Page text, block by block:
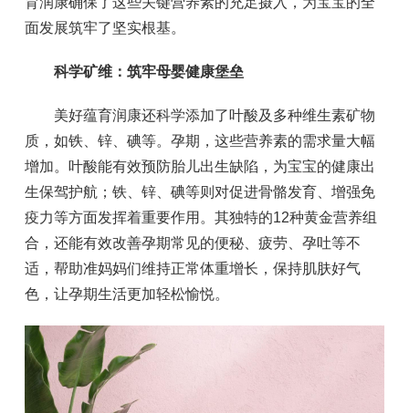
面发展筑牢了坚实根基。
科学矿维：筑牢母婴健康堡垒
美好蕴育润康还科学添加了叶酸及多种维生素矿物
质，如铁、锌、碘等。孕期，这些营养素的需求量大幅
增加。叶酸能有效预防胎儿出生缺陷，为宝宝的健康出
生保驾护航；铁、锌、碘等则对促进骨骼发育、增强免
疫力等方面发挥着重要作用。其独特的12种黄金营养组
合，还能有效改善孕期常见的便秘、疲劳、孕吐等不
适，帮助准妈妈们维持正常体重增长，保持肌肤好气
色，让孕期生活更加轻松愉悦。